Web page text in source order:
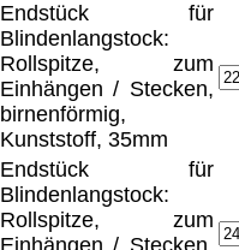
Endstück für
Blindenlangstock:
Rollspitze, zum
Einhängen / Stecken,
birnenförmig,
Kunststoff, 35mm
Endstück für
Blindenlangstock:
Rollspitze, zum